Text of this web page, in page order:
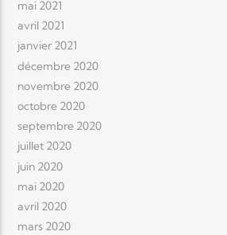
mai 2021
avril 2021
janvier 2021
décembre 2020
novembre 2020
octobre 2020
septembre 2020
juillet 2020
juin 2020
mai 2020
avril 2020
mars 2020